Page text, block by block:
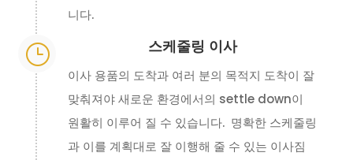
니다.
} 스케줄링 이사
이사 용품의 도착과 여러 분의 목적지 도착이 잘
맞춰져야 새로운 환경에서의 settle down이
원활히 이루어 질 수 있습니다. 명확한 스케줄링
과 이를 계획대로 잘 이행해 줄 수 있는 이사짐